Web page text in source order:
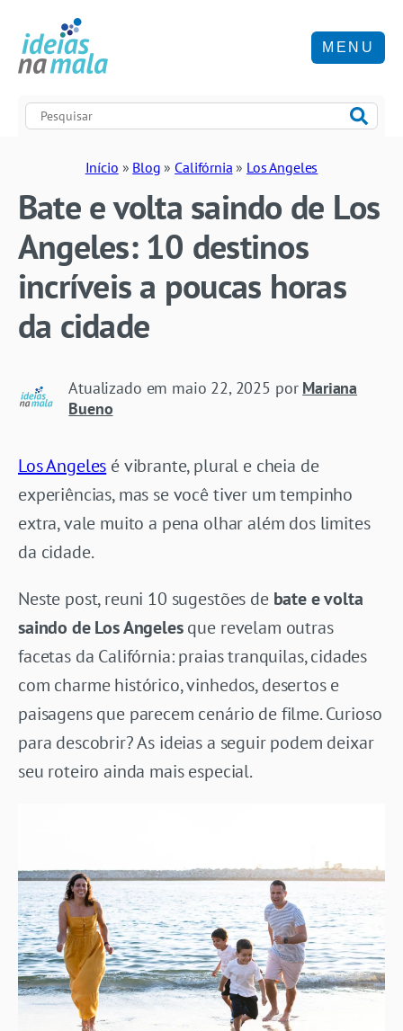
MENU
Início » Blog » Califórnia » Los Angeles
Bate e volta saindo de Los
Angeles: 10 destinos
incríveis a poucas horas
da cidade
Atualizado em maio 22, 2025 por Mariana
Bueno
Los Angeles é vibrante, plural e cheia de
experiências, mas se você tiver um tempinho
extra, vale muito a pena olhar além dos limites
da cidade.
Neste post, reuni 10 sugestões de bate e volta
saindo de Los Angelesque revelam outras
facetas da Califórnia: praias tranquilas, cidades
com charme histórico, vinhedos, desertos e
paisagens que parecem cenário de filme. Curioso
para descobrir? As ideias a seguir podem deixar
seu roteiro ainda mais especial.